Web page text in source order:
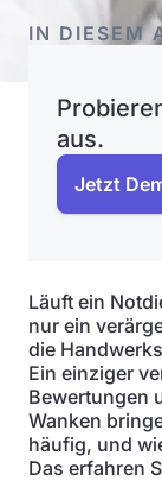
IN DIESEM
aus.
Jetzt
Läuft ein
nur ein
die
Ein einziger
Bewertungen
Wanken
häufig, und
Das erfahren